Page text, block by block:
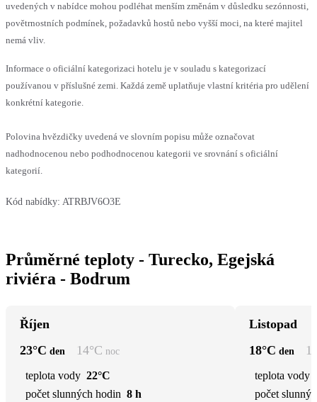
uvedených v nabídce mohou podléhat menším změnám v důsledku sezónnosti,
povětrnostních podmínek, požadavků hostů nebo vyšší moci, na které majitel
nemá vliv.
Informace o oficiální kategorizaci hotelu je v souladu s kategorizací
používanou v příslušné zemi. Každá země uplatňuje vlastní kritéria pro udělení
konkrétní kategorie.
Polovina hvězdičky uvedená ve slovním popisu může označovat
nadhodnocenou nebo podhodnocenou kategorii ve srovnání s oficiální
kategorií.
Kód nabídky: ATRBJV6O3E
Průměrné teploty - Turecko, Egejská
riviéra - Bodrum
Říjen
23°C den 14°C noc
teplota vody 22°C
počet slunných hodin 8 h
Listopad
18°C den 11
teplota vody
počet